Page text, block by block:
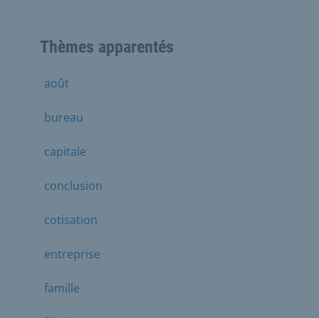
Thèmes apparentés
août
bureau
capitale
conclusion
cotisation
entreprise
famille